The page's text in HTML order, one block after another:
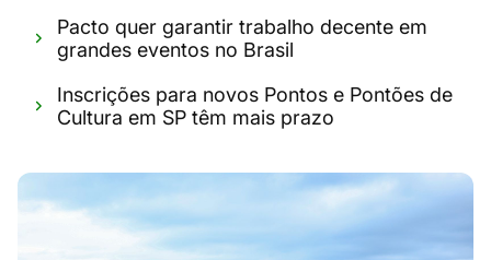
Pacto quer garantir trabalho decente em
grandes eventos no Brasil
Inscrições para novos Pontos e Pontões de
Cultura em SP têm mais prazo